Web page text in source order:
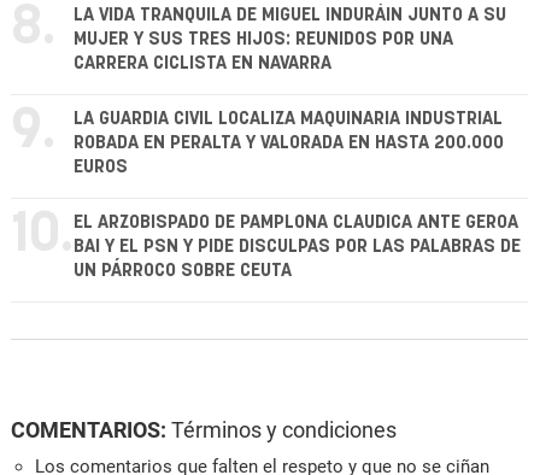
8.
LA VIDA TRANQUILA DE MIGUEL INDURÁIN JUNTO A SU
MUJER Y SUS TRES HIJOS: REUNIDOS POR UNA
CARRERA CICLISTA EN NAVARRA
9.
LA GUARDIA CIVIL LOCALIZA MAQUINARIA INDUSTRIAL
ROBADA EN PERALTA Y VALORADA EN HASTA 200.000
EUROS
10. EL ARZOBISPADO DE PAMPLONA CLAUDICA ANTE GEROA
BAI Y EL PSN Y PIDE DISCULPAS POR LAS PALABRAS DE
UN PÁRROCO SOBRE CEUTA
COMENTARIOS: Términos y condiciones
Los comentarios que falten el respeto y que no se ciñan